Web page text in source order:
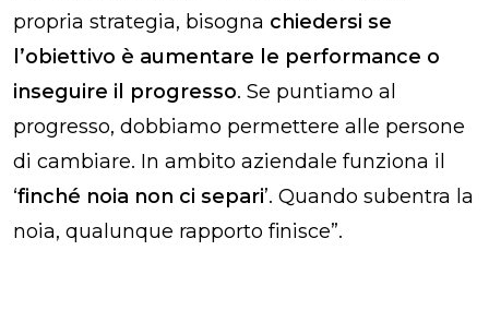
propria strategia, bisogna chiedersi se
l’obiettivo è aumentare le performance o
inseguire il progresso. Se puntiamo al
progresso, dobbiamo permettere alle persone
di cambiare. In ambito aziendale funziona il
‘finché noia non ci separi’. Quando subentra la
noia, qualunque rapporto finisce”.